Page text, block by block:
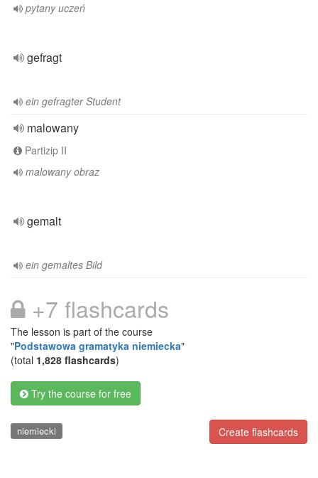
pytany uczeń
gefragt
ein gefragter Student
malowany
Partizip II
malowany obraz
gemalt
ein gemaltes Bild
+7 flashcards
The lesson is part of the course
"Podstawowa gramatyka niemiecka"
(total 1,828 flashcards)
Try the course for free
Create flashcards
niemiecki